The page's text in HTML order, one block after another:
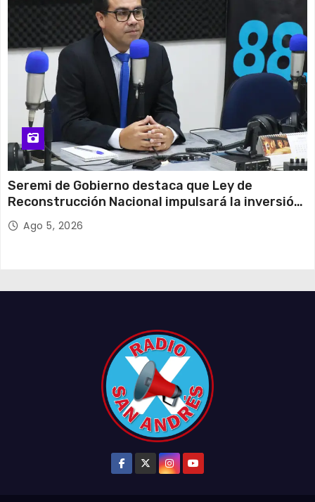
Seremi de Gobierno destaca que Ley de
Reconstrucción Nacional impulsará la inversión
y el empleo en Tarapacá
Ago 5, 2026